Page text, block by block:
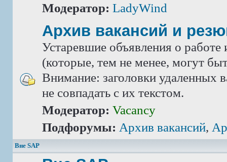
Модератор: LadyWind
Архив вакансий и
Устаревшие объявления о работе
(которые, тем не менее, могут
Внимание: заголовки удаленных
не совпадать с их текстом.
Модератор: Vacancy
Подфорумы: Архив вакансий,
Вне SAP